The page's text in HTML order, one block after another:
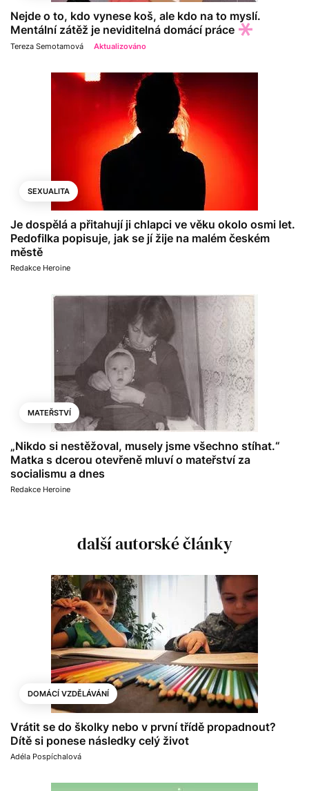
Nejde o to, kdo vynese koš, ale kdo na to myslí.
Mentální zátěž je neviditelná domácí práce
Tereza Semotamová Aktualizováno
SEXUALITA
Je dospělá a přitahují ji chlapci ve věku okolo osmi let.
Pedofilka popisuje, jak se jí žije na malém českém
městě
Redakce Heroine
MATEŘSTVÍ
„Nikdo si nestěžoval, musely jsme všechno stíhat.“
Matka s dcerou otevřeně mluví o mateřství za
socialismu a dnes
Redakce Heroine
další autorské články
DOMÁCÍ VZDĚLÁVÁNÍ
Vrátit se do školky nebo v první třídě propadnout?
Dítě si ponese následky celý život
Adéla Pospíchalová